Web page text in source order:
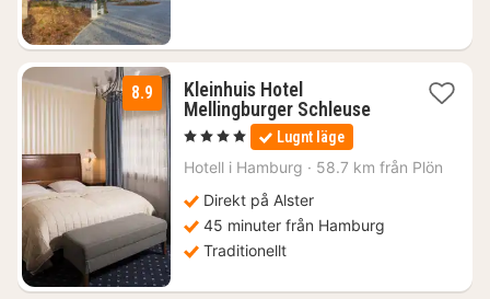
8.9
Kleinhuis Hotel
Mellingburger Schleuse3
1098
, 4 Stjärnor Lugnt läge
Hotell i Hamburg · 58.7 km från Plön
Direkt på Alster
45 minuter från Hamburg
Traditionellt